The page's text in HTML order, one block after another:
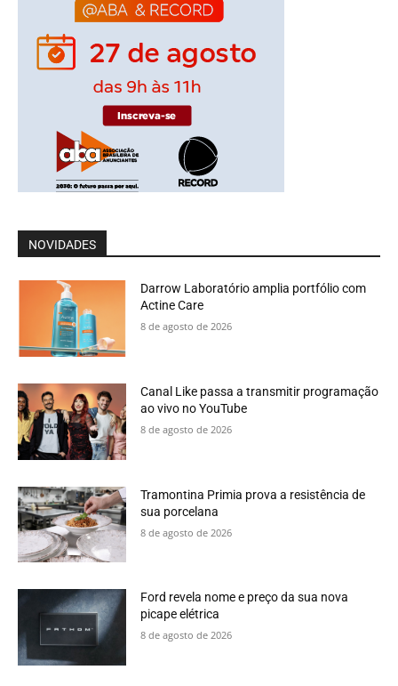
NOVIDADES
Darrow Laboratório amplia portfólio com
Actine Care
8 de agosto de 2026
Canal Like passa a transmitir programação
ao vivo no YouTube
8 de agosto de 2026
Tramontina Primia prova a resistência de
sua porcelana
8 de agosto de 2026
Ford revela nome e preço da sua nova
picape elétrica
8 de agosto de 2026